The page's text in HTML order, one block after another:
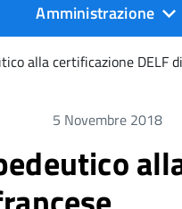
Amministrazione
alla certificazione DELF
5 Novembre 2018